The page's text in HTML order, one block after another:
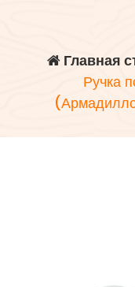
Главная
Ручка